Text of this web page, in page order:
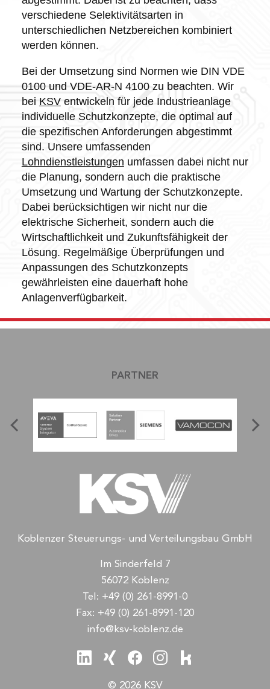
verschiedene Selektivitätsarten in
unterschiedlichen Netzbereichen kombiniert
werden können.
Bei der Umsetzung sind Normen wie DIN VDE
0100 und VDE-AR-N 4100 zu beachten. Wir
bei KSVentwickeln für jede Industrieanlage
individuelle Schutzkonzepte, die optimal auf
die spezifischen Anforderungen abgestimmt
sind. Unsere umfassenden
Lohndienstleistungen umfassen dabei nicht nur
die Planung, sondern auch die praktische
Umsetzung und Wartung der Schutzkonzepte.
Dabei berücksichtigen wir nicht nur die
elektrische Sicherheit, sondern auch die
Wirtschaftlichkeit und Zukunftsfähigkeit der
Lösung. Regelmäßige Überprüfungen und
Anpassungen des Schutzkonzepts
gewährleisten eine dauerhaft hohe
Anlagenverfügbarkeit.
PARTNER
Koblenzer Steuerungs- und Verteilungsbau GmbH
Im Sinderfeld 7
56072 Koblenz
Tel: +49 (0) 261-8991-0
Fax: +49 (0) 261-8991-120
info@ksv-koblenz.de
© 2026 KSV